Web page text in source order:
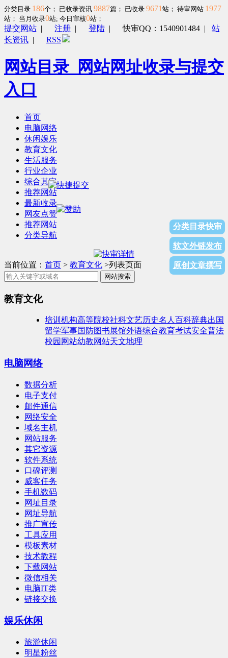
分类目录 186个； 已收录资讯 9887篇； 已收录 9671 站； 待审网站 1977
站； 当月收录0站; 今日审核0站；
提交网站 | 注册 | 登陆 |快审QQ：1540901484 | 站
长资讯 | RSS
网站目录_网站网址收录与提交
入口
首页
电脑网络
休闲娱乐
教育文化
生活服务
行业企业
综合其它
推荐网站
最新收录
网友点赞
推荐网站
分类导航
分类目录快审
软文外链发布
原创文章撰写
当前位置： 首页 > 教育文化 >列表页面
网站搜索
教育文化
培训机构高等院校社科文艺历史名人 百科辞典出国
留学军事国防图书展馆外语综合教育考试安全普法
校园网站幼教网站天文地理
电脑网络
数据分析
电子支付
邮件通信
网络安全
域名主机
网站服务
其它资源
软件系统
口碑评测
威客任务
手机数码
网址目录
网址导航
推广宣传
工具应用
模板素材
技术教程
下载网站
微信相关
电脑IT类
链接交换
娱乐休闲
旅游休闲
明星粉丝